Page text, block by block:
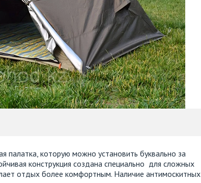
которую можно установить буквально за
конструкция создана специально для сложных
отдых более комфортным. Наличие антимоскитных